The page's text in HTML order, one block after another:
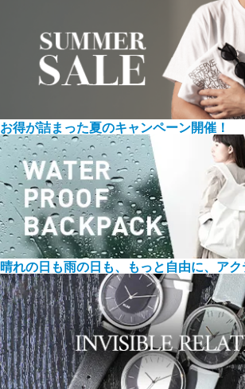
お得が詰まった夏のキャンペーン開催！
晴れの日も雨の日も、もっと自由に、アク